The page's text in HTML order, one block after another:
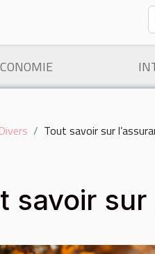
Divers Tout savoir sur
savoir